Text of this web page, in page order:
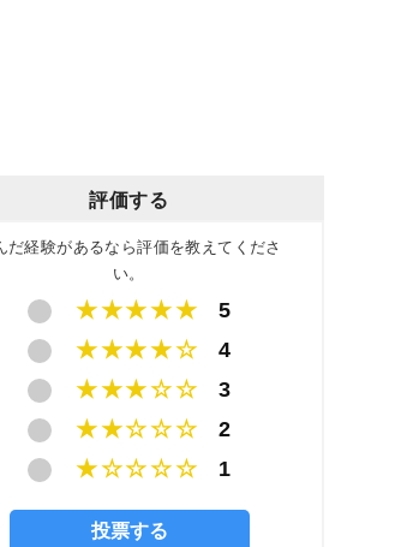
評価する
だ経験があるなら評価を教えてくださ
い。
★★★★★
5
★★★★☆
4
★★★☆☆
3
★★☆☆☆
2
★☆☆☆☆
1